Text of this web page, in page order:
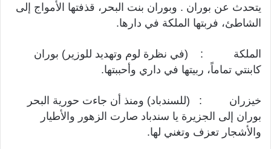
يتحدث عن بوران . وبوران بنت البحر، قذفتها الأمواج إلى
الشاطئ، فربتها الملكة في دارها.
الملكة : (في نظرة لوم وتهديد للوزير) بوران
كابنتي تماماً، ربيتها في داري وأحببتها.
خيزران : (للسندباد) ومنذ أن جاءت حورية البحر
بوران إلى الجزيرة يا سندباد صارت الزهور والأطيار
والأشجار تعزف وتغني لها.